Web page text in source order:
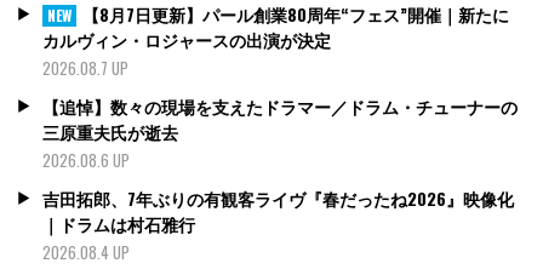
NEW
【8月7日更新】パール創業80周年“フェス”開催｜新たに
カルヴィン・ロジャースの出演が決定
2026.08.7 UP
【追悼】数々の現場を支えたドラマー／ドラム・チューナーの
三原重夫氏が逝去
2026.08.6 UP
吉田拓郎、7年ぶりの有観客ライヴ『春だったね2026』映像化
｜ドラムは村石雅行
2026.08.4 UP